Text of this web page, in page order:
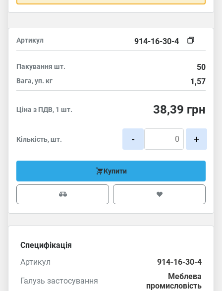
Артикул 914-16-30-4
Пакування шт. 50
Вага, уп. кг 1,57
Ціна з ПДВ, 1 шт. 38,39 грн
Кількість, шт. - +
Купити
Специфікація
Артикул
914-16-30-4
Галузь застосування
Меблева
промисловість